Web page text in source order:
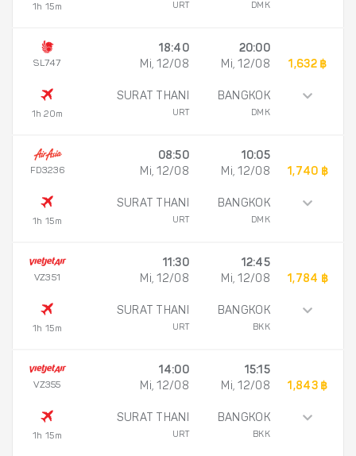
1h 15m URT DMK
SL747
1h 20m
18:40
Mi, 12/08
SURAT THANI
URT
20:00
Mi, 12/08
BANGKOK
DMK
1,632 ฿
FD3236
1h 15m
08:50
Mi, 12/08
SURAT THANI
URT
10:05
Mi, 12/08
BANGKOK
DMK
1,740 ฿
VZ351
1h 15m
11:30
Mi, 12/08
SURAT THANI
URT
12:45
Mi, 12/08
BANGKOK
BKK
1,784 ฿
VZ355
1h 15m
14:00
Mi, 12/08
SURAT THANI
URT
15:15
Mi, 12/08
BANGKOK
BKK
1,843 ฿